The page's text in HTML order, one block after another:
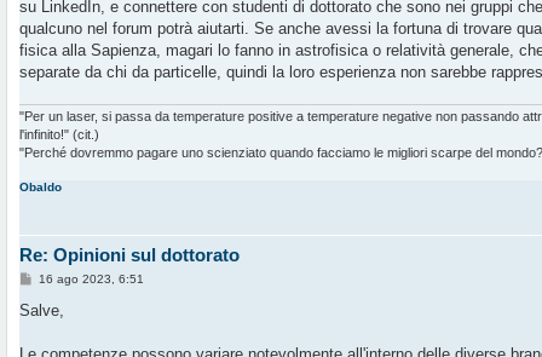
a
g
i
o
su LinkedIn, e connettere con studenti di dottorato che sono nei gruppi
qualcuno nel forum potrà aiutarti. Se anche avessi la fortuna di trovare
fisica alla Sapienza, magari lo fanno in astrofisica o relatività generale,
separate da chi da particelle, quindi la loro esperienza non sarebbe
"Per un laser, si passa da temperature positive a temperature negative non passando
l'infinito!" (cit.)
"Perché dovremmo pagare uno scienziato quando facciamo le migliori scarpe del
Obaldo
Re: Opinioni sul dottorato
M
s
g
16 ago 2023, 6:51
Salve,